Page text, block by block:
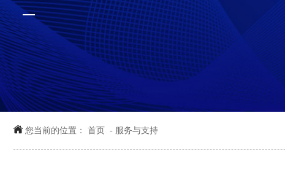
您当前的位置： 首页 - 服务与支持